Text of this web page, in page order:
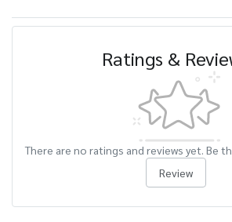
Ratings &
There are no ratings and reviews yet. Be
Review